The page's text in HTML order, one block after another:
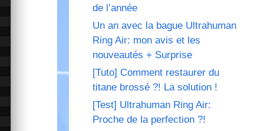
de l’année
Un an avec la bague Ultrahuman
Ring Air: mon avis et les
nouveautés + Surprise
[Tuto] Comment restaurer du
titane brossé ?! La solution !
[Test] Ultrahuman Ring Air:
Proche de la perfection ?!